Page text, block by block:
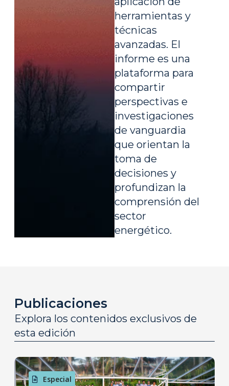
herramientas y
técnicas
avanzadas. El
informe es una
plataforma para
compartir
perspectivas e
investigaciones
de vanguardia
que orientan la
toma de
decisiones y
profundizan la
comprensión del
sector
energético.
Publicaciones
Explora los contenidos exclusivos de
esta edición
Especial